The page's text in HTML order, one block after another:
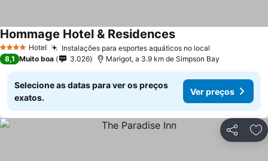
4 EstrelasHotel Instalações para esportes aquáticos no local
Hommage Hotel & Residences
8,1 Muito boa 3.026 Marigot, a 3.9 km de Simpson Bay
Selecione as datas para ver os preços
exatos.
Ver preços
Partilhar